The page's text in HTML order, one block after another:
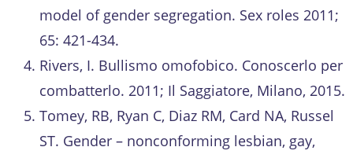
model of gender segregation. Sex roles 2011;
65: 421-434.
Rivers, I. Bullismo omofobico. Conoscerlo per
combatterlo. 2011; Il Saggiatore, Milano, 2015.
Tomey, RB, Ryan C, Diaz RM, Card NA, Russel
ST. Gender – nonconforming lesbian, gay,